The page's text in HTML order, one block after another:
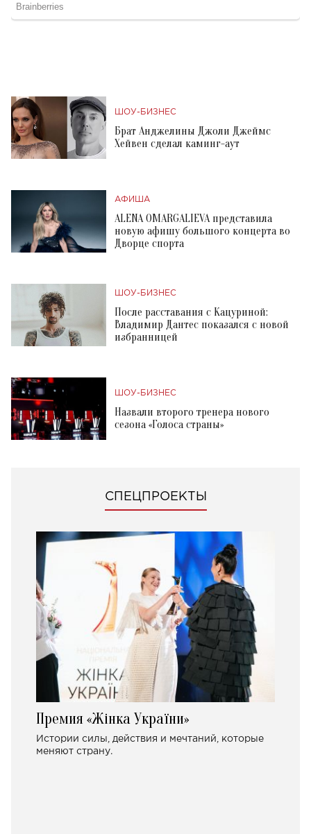
ШОУ-БИЗНЕС
Брат Анджелины Джоли Джеймс
Хейвен сделал каминг-аут
АФИША
ALENA OMARGALIEVA представила
новую афишу большого концерта во
Дворце спорта
ШОУ-БИЗНЕС
После расставания с Кацуриной:
Владимир Дантес показался с новой
избранницей
ШОУ-БИЗНЕС
Назвали второго тренера нового
сезона «Голоса страны»
СПЕЦПРОЕКТЫ
Премия «Жінка України»
Истории силы, действия и мечтаний, которые
меняют страну.